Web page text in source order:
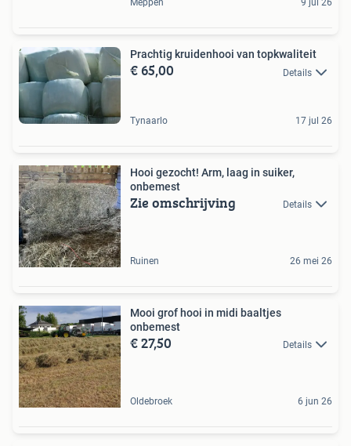
Meppen 9 jul 26
Prachtig kruidenhooi van topkwaliteit
€ 65,00 Details
Tynaarlo 17 jul 26
Hooi gezocht! Arm, laag in suiker,
onbemest
Zie omschrijving Details
Ruinen 26 mei 26
Mooi grof hooi in midi baaltjes
onbemest
€ 27,50 Details
Oldebroek 6 jun 26